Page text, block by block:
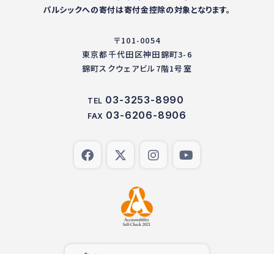
パルシックへの寄付は寄付金控除の対象となります。
〒101-0054
東京都千代田区神田錦町3-6
錦町スクウェアビル7階1号室
TEL 03-3253-8990
FAX 03-6206-8906